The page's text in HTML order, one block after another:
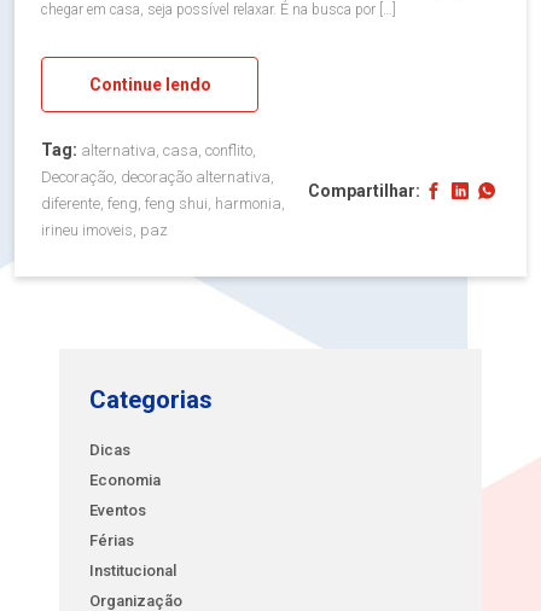
chegar em casa, seja possível relaxar. É na busca por […]
Continue lendo
Tag: alternativa, casa, conflito,
Decoração, decoração alternativa,
diferente, feng, feng shui, harmonia,
irineu imoveis, paz
Compartilhar:
Categorias
Dicas
Economia
Eventos
Férias
Institucional
Organização